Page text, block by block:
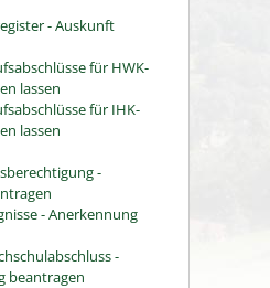
- Auskunft
für HWK-
lassen
für IHK-
lassen
-
- Anerkennung
-
beantragen